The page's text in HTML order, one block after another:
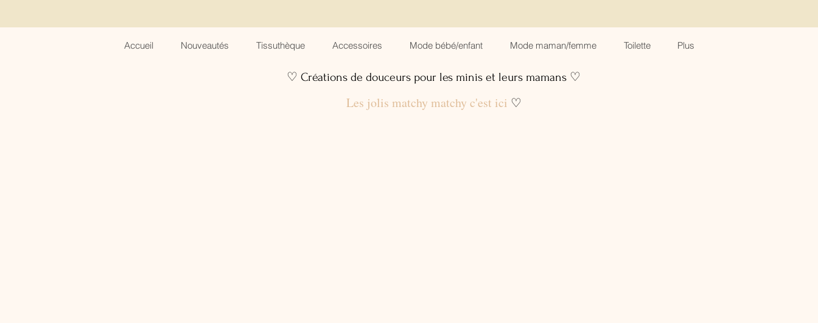
Accueil Nouveautés Tissuthèque Accessoires Mode bébé/enfant Mode maman/femme Toilette Plus
♡ Créations de douceurs pour les minis et leurs mamans ♡
Les jolis matchy matchy c'est ici ♡